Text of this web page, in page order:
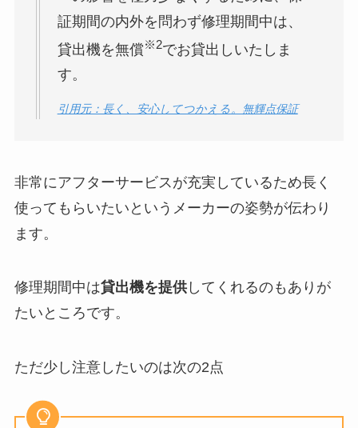
証期間の内外を問わず修理期間中は、
貸出機を無償※2でお貸出しいたしま
す。
引用元：長く、安心してつかえる。無輝点保証
非常にアフターサービスが充実しているため長く
使ってもらいたいというメーカーの姿勢が伝わり
ます。
修理期間中は貸出機を提供してくれるのもありが
たいところです。
ただ少し注意したいのは次の2点